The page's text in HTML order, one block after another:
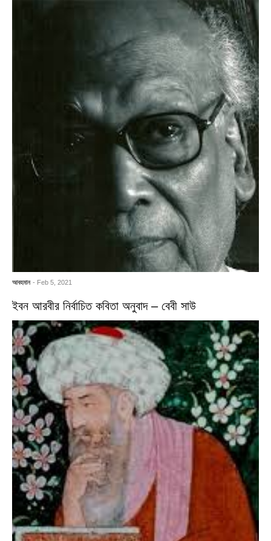
আবহমান - Feb 5, 2021
ইবন আরবীর নির্বাচিত কবিতা অনুবাদ – বেবী সাউ